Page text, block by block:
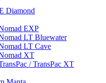
Diamond
EXP
LT Bluewater
LT Cave
XT
/ TransPac XT